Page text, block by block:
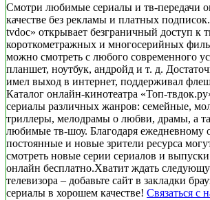
Смотри любимые сериалы и тв-передачи
качестве без рекламы и платных
tvdoc» открывает безграничный доступ к
короткометражных и многосерийных
можно смотреть с любого современного
планшет, ноутбук, андройд и т. д.
имел выход в интернет, поддерживал
Каталог онлайн-кинотеатра «Топ-
сериалы различных жанров: семейные,
триллеры, мелодрамы о любви, драмы, а
любимые тв-шоу. Благодаря ежедневному
постоянные и новые зрители ресурса
смотреть новые серии сериалов и выпуски
онлайн бесплатно.Хватит ждать
телевизора – добавьте сайт в закладки
сериалы в хорошем качестве! Связаться с